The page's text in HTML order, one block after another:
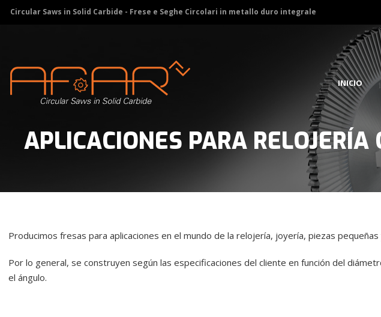
Circular Saws in Solid Carbide - Frese e Seghe Circolari in metallo duro integrale
INICIO
APLICACIONES PARA
Producimos fresas para aplicaciones en el mundo de la relojería, joyería, piezas
Por lo general, se construyen según las especificaciones del cliente en función del
el ángulo.